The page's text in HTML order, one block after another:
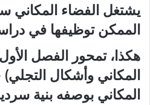
يشتغل الفضاء المكاني
الممكن توظيفها في
هكذا، تمحور الفصل
المكاني وأشكال
المكاني بوصفه بنية